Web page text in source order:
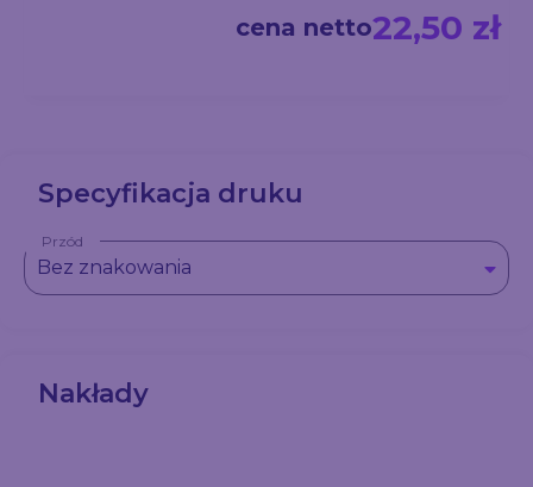
cena netto22,50 zł
Specyfikacja druku
Przód
Bez znakowania
Nakłady